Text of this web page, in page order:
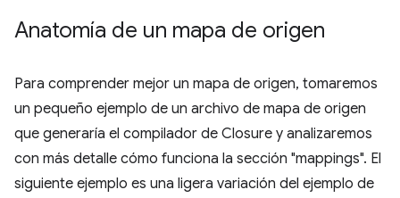
Anatomía de un mapa de origen
Para comprender mejor un mapa de origen, tomaremos
un pequeño ejemplo de un archivo de mapa de origen
que generaría el compilador de Closure y analizaremos
con más detalle cómo funciona la sección "mappings". El
siguiente ejemplo es una ligera variación del ejemplo de